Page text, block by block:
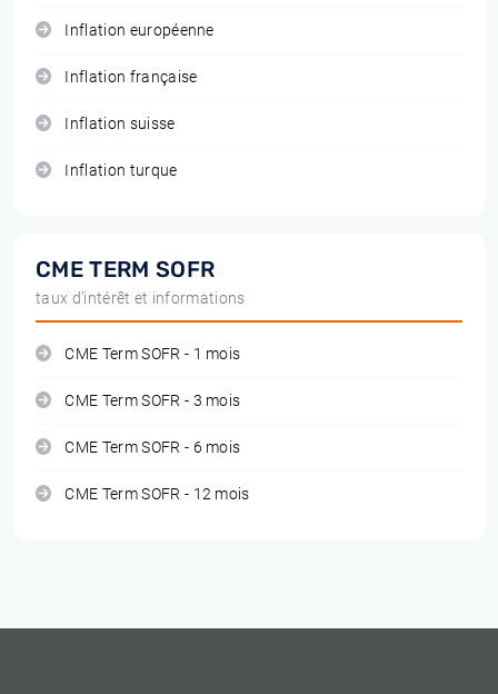
Inflation européenne
Inflation française
Inflation suisse
Inflation turque
CME TERM SOFR
taux d'intérêt et informations
CME Term SOFR - 1 mois
CME Term SOFR - 3 mois
CME Term SOFR - 6 mois
CME Term SOFR - 12 mois